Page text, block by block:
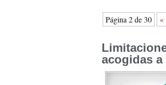
Página 2 de 30 «
acogidas a